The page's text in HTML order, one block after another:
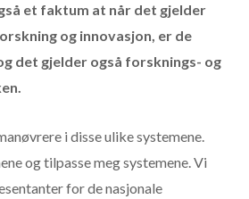
et faktum at når det gjelder
og innovasjon, er de
det gjelder også forsknings- og
i disse ulike systemene.
og tilpasse meg systemene. Vi
for de nasjonale